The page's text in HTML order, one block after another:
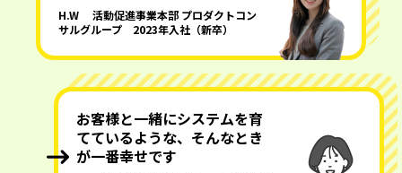
H.W 活動促進事業本部 プロダクトコン
サルグループ 2023年入社（新卒）
お客様と一緒にシステムを育
てているような、そんなとき
が一番幸せです